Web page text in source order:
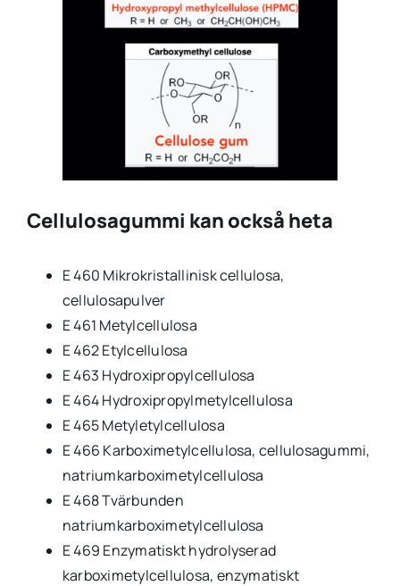
Cellulosagummi kan också heta
E 460 Mikrokristallinisk cellulosa,
cellulosapulver
E 461 Metylcellulosa
E 462 Etylcellulosa
E 463 Hydroxipropylcellulosa
E 464 Hydroxipropylmetylcellulosa
E 465 Metyletylcellulosa
E 466 Karboximetylcellulosa, cellulosagummi,
natriumkarboximetylcellulosa
E 468 Tvärbunden
natriumkarboximetylcellulosa
E 469 Enzymatiskt hydrolyserad
karboximetylcellulosa, enzymatiskt